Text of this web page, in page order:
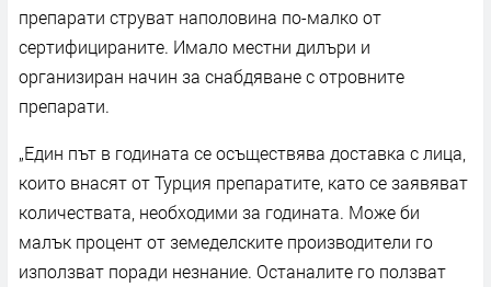
препарати струват наполовина по-малко от
сертифицираните. Имало местни дилъри и
организиран начин за снабдяване с отровните
препарати.
„Един път в годината се осъществява доставка с лица,
които внасят от Турция препаратите, като се заявяват
количествата, необходими за годината. Може би
малък процент от земеделските производители го
използват поради незнание. Останалите го ползват